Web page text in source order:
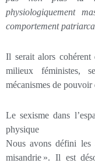
physiologiquement
comportement
Il serait alors cohérent
milieux féministes,
mécanismes de pouvoir
Le sexisme dans
physique
Nous avons défini les
misandrie ». Il est